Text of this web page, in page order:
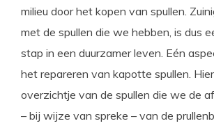
milieu door het kopen van spullen.
met de spullen die we hebben, is dus
stap in een duurzamer leven. Eén
het repareren van kapotte spullen.
overzichtje van de spullen die we de
– bij wijze van spreke – van de